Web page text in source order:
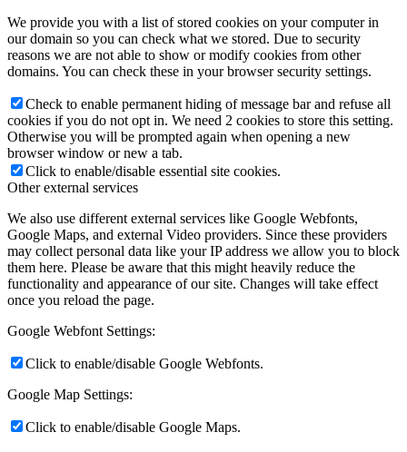
We provide you with a list of stored cookies on your computer in
our domain so you can check what we stored. Due to security
reasons we are not able to show or modify cookies from other
domains. You can check these in your browser security settings.
Check to enable permanent hiding of message bar and refuse all
cookies if you do not opt in. We need 2 cookies to store this setting.
Otherwise you will be prompted again when opening a new
browser window or new a tab.
Click to enable/disable essential site cookies.
Other external services
We also use different external services like Google Webfonts,
Google Maps, and external Video providers. Since these providers
may collect personal data like your IP address we allow you to block
them here. Please be aware that this might heavily reduce the
functionality and appearance of our site. Changes will take effect
once you reload the page.
Google Webfont Settings:
Click to enable/disable Google Webfonts.
Google Map Settings:
Click to enable/disable Google Maps.